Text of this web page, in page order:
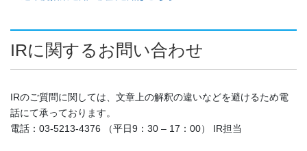
IRに関するお問い合わせ
IRのご質問に関しては、文章上の解釈の違いなどを避けるため電
話にて承っております。
電話：03-5213-4376 （平日9：30 – 17：00） IR担当